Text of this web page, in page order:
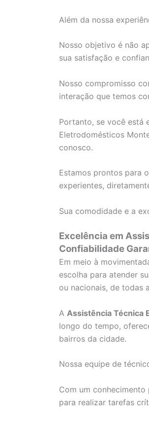
Além da nossa
Nosso objetivo é não
sua satisfação e
Nosso compromisso
interação que temos
Portanto, se você está
Eletrodomésticos
conosco.
Estamos prontos para
experientes,
Sua comodidade e a
Excelência em
Confiabilidade
Em meio à
escolha para atender
ou nacionais, de todas
A Assistência Técnica
longo do tempo,
bairros da cidade.
Nossa equipe de
Com um
para realizar tarefas